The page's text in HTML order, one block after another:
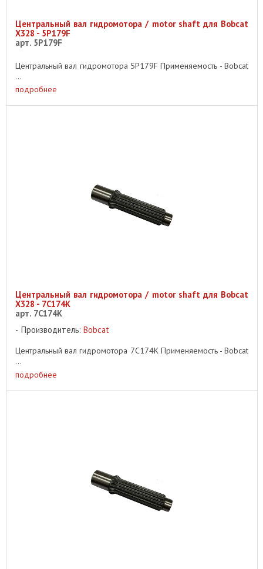
Центральный вал гидромотора / motor shaft для Bobcat
X328 - 5P179F
арт. 5P179F
Центральный вал гидромотора 5P179F Применяемость - Bobcat
...
подробнее
Центральный вал гидромотора / motor shaft для Bobcat
X328 - 7C174K
арт. 7C174K
Производитель: Bobcat
Центральный вал гидромотора 7C174K Применяемость - Bobcat
...
подробнее